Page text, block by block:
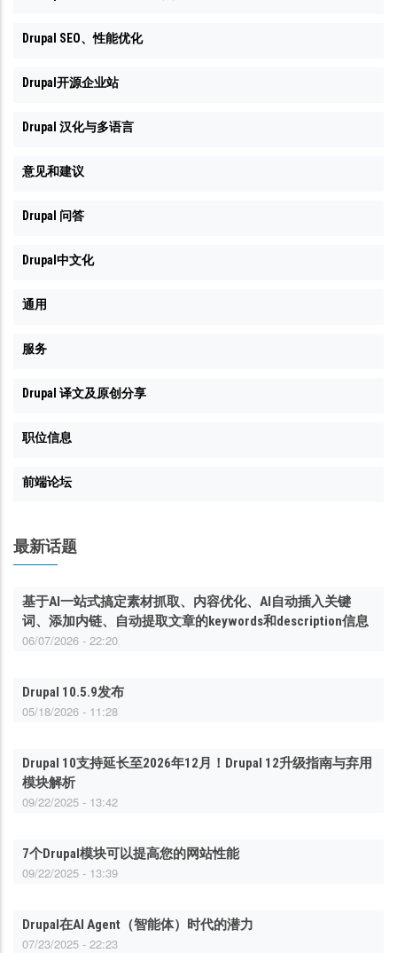
Drupal SEO、性能优化
Drupal开源企业站
Drupal 汉化与多语言
意见和建议
Drupal 问答
Drupal中文化
通用
服务
Drupal 译文及原创分享
职位信息
前端论坛
最新话题
基于AI一站式搞定素材抓取、内容优化、AI自动插入关键
词、添加内链、自动提取文章的keywords和description信息
06/07/2026 - 22:20
Drupal 10.5.9发布
05/18/2026 - 11:28
Drupal 10支持延长至2026年12月！Drupal 12升级指南与弃用
模块解析
09/22/2025 - 13:42
7个Drupal模块可以提高您的网站性能
09/22/2025 - 13:39
Drupal在AI Agent（智能体）时代的潜力
07/23/2025 - 22:23